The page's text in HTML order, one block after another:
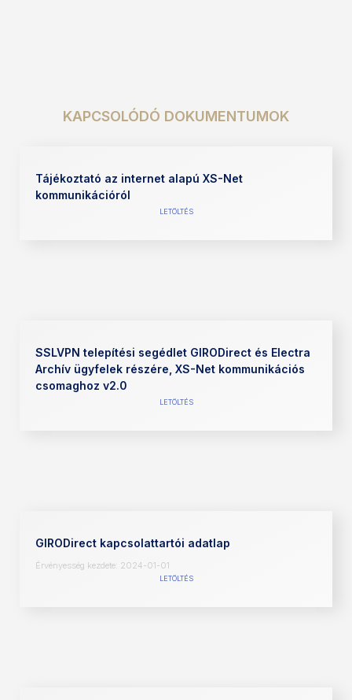
KAPCSOLÓDÓ DOKUMENTUMOK
Tájékoztató az internet alapú XS-Net
kommunikációról
LETÖLTÉS
SSLVPN telepítési segédlet GIRODirect és Electra
Archív ügyfelek részére, XS-Net kommunikációs
csomaghoz v2.0
LETÖLTÉS
GIRODirect kapcsolattartói adatlap
Érvényesség kezdete: 2024-01-01
LETÖLTÉS